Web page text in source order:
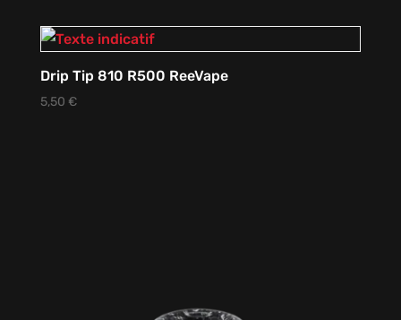
Drip Tip 810 R500 ReeVape
5,50 €